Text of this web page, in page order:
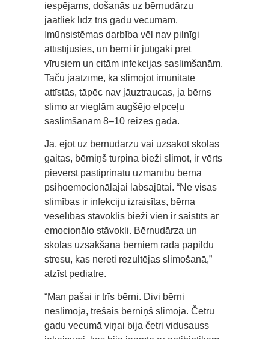
iespējams, došanās uz bērnudārzu
jāatliek līdz trīs gadu vecumam.
Imūnsistēmas darbība vēl nav pilnīgi
attīstījusies, un bērni ir jutīgāki pret
vīrusiem un citām infekcijas saslimšanām.
Taču jāatzīmē, ka slimojot imunitāte
attīstās, tāpēc nav jāuztraucas, ja bērns
slimo ar vieglām augšējo elpceļu
saslimšanām 8–10 reizes gadā.
Ja, ejot uz bērnudārzu vai uzsākot skolas
gaitas, bērniņš turpina bieži slimot, ir vērts
pievērst pastiprinātu uzmanību bērna
psihoemocionālajai labsajūtai. “Ne visas
slimības ir infekciju izraisītas, bērna
veselības stāvoklis bieži vien ir saistīts ar
emocionālo stāvokli. Bērnudārza un
skolas uzsākšana bērniem rada papildu
stresu, kas nereti rezultējas slimošanā,”
atzīst pediatre.
“Man pašai ir trīs bērni. Divi bērni
neslimoja, trešais bērniņš slimoja. Četru
gadu vecumā viņai bija četri vidusauss